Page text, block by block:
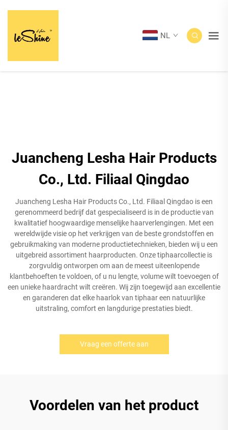
NL
Juancheng Lesha Hair Products
Co., Ltd. Filiaal Qingdao
Juancheng Lesha Hair Products Co., Ltd. Filiaal Qingdao is een
gerenommeerd bedrijf dat gespecialiseerd is in de productie van
kwalitatief hoogwaardige menselijke haarverlengingen. Met een
wereldwijde visie op het verkrijgen van de beste grondstoffen en
gebruikmaking van moderne productietechnieken, bieden wij u een
uitgebreid assortiment haarproducten. Onze tiphaarcollectie is
zorgvuldig ontworpen om aan de meest uiteenlopende
klantbehoeften te voldoen, of u nu lengte, volume wilt toevoegen of
een unieke haardracht wilt creëren. Wij zijn toegewijd aan excellentie
en garanderen dat elke haarlok van tiphaar een natuurlijke
uitstraling, comfort en langdurige prestaties biedt.
Vraag een offerte aan
Voordelen van het product